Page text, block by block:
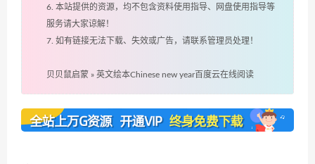
6. 本站提供的资源，均不包含资料使用指导、网盘使用指导等
服务请大家谅解！
7. 如有链接无法下载、失效或广告，请联系管理员处理！
贝贝鼠启蒙 » 英文绘本Chinese new year百度云在线阅读